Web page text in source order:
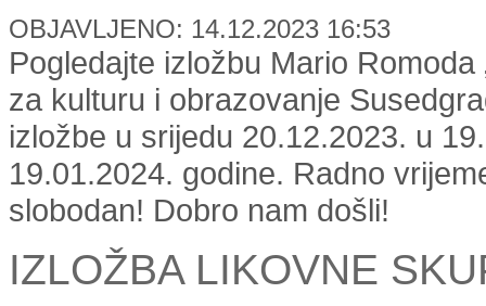
OBJAVLJENO: 14.12.2023 16:53
Pogledajte izložbu Mario Romoda
za kulturu i obrazovanje
izložbe u srijedu 20.12.2023. u
19.01.2024. godine. Radno
slobodan! Dobro nam došli!
IZLOŽBA LIKOVNE